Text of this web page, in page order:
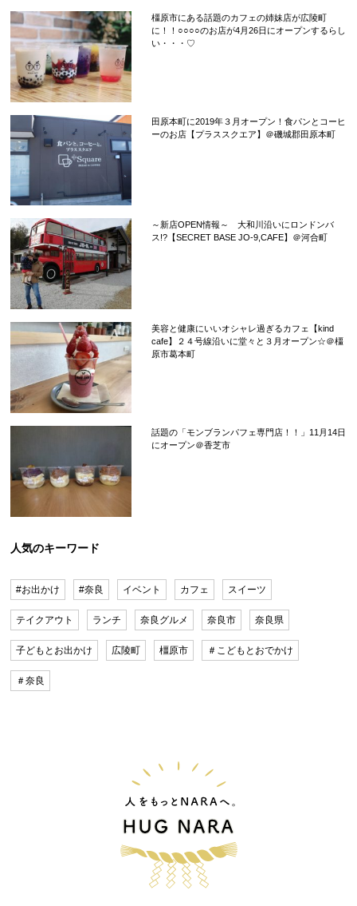
橿原市にある話題のカフェの姉妹店が広陵町
に！！○○○○のお店が4月26日にオープンするらし
い・・・♡
田原本町に2019年３月オープン！食パンとコーヒ
ーのお店【プラススクエア】＠磯城郡田原本町
～新店OPEN情報～ 大和川沿いにロンドンバ
ス!?【SECRET BASE JO-9,CAFE】＠河合町
美容と健康にいいオシャレ過ぎるカフェ【kind
cafe】２４号線沿いに堂々と３月オープン☆＠橿
原市葛本町
話題の「モンブランパフェ専門店！！」11月14日
にオープン＠香芝市
人気のキーワード
#お出かけ #奈良 イベント カフェ スイーツ
テイクアウト ランチ 奈良グルメ 奈良市 奈良県
子どもとお出かけ 広陵町 橿原市 ＃こどもとおでかけ
＃奈良